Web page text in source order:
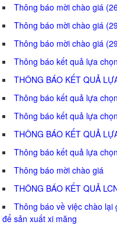
Thông báo mời chào giá
Thông báo mời chào giá
Thông báo mời chào giá
Thông báo kết quả lựa
THÔNG BÁO KẾT QUẢ
Thông báo kết quả lựa
Thông báo kết quả lựa
THÔNG BÁO KẾT QUẢ
Thông báo kết quả lựa
Thông báo mời chào giá
THÔNG BÁO KẾT QUẢ
Thông báo về việc chào
để sản xuất xi măng